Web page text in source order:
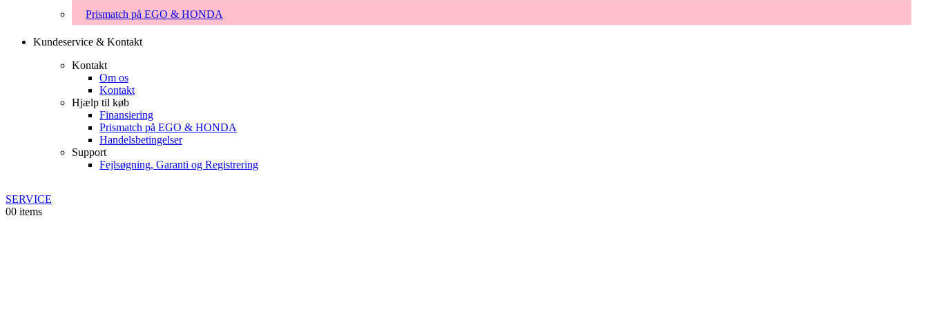
Prismatch på EGO & HONDA
Kundeservice & Kontakt
Kontakt
Om os
Kontakt
Hjælp til køb
Finansiering
Prismatch på EGO & HONDA
Handelsbetingelser
Support
Fejlsøgning, Garanti og Registrering
SERVICE
00 items